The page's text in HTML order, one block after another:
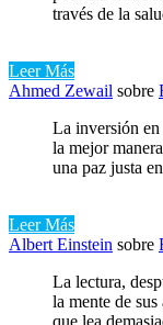
través de la
Leer Más
Ahmed Zewail sobre
La inversión en
la mejor
una paz justa
Leer Más
Albert Einstein sobre
La lectura,
la mente de
que lea